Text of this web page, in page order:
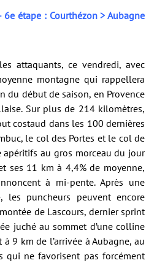
étape : Courthézon > Aubagne
attaquants, ce vendredi, avec
montagne qui rappellera
du début de saison, en Provence
Sur plus de 214 kilomètres,
costaud dans les 100 dernières
le col des Portes et le col de
apéritifs au gros morceau du jour
ses 11 km à 4,4% de moyenne,
à mi-pente. Après une
les puncheurs peuvent encore
de Lascours, dernier sprint
juché au sommet d’une colline
9 km de l’arrivée à Aubagne, au
qui ne favorisent pas forcément